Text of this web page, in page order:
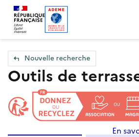
Accueil — Que Faire de mes
Nouvelle recherche
Outils de
En